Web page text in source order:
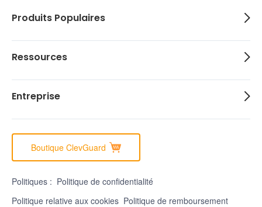
Produits Populaires
Ressources
Entreprise
Boutique ClevGuard
Politiques : Politique de confidentialité
Politique relative aux cookies Politique de remboursement